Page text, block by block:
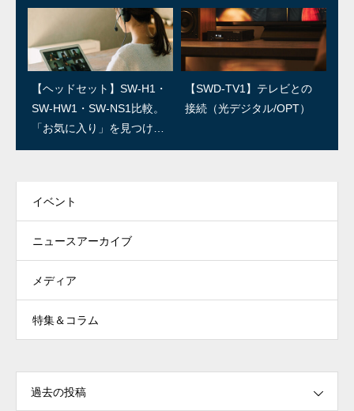
ト
【ヘッドセット】SW-H1・
SW-HW1・SW-NS1比較。
「お気に入り」を見つけよ
う！
【SWD-TV1】テレビとの
接続（光デジタル/OPT）
SWユーザー訪問：第3回/R
ED IGUANA STUDIO 林さ
ん
SWユーザー訪問：第2回/石
森良三商店 石森さん
イベント
ニュースアーカイブ
メディア
特集＆コラム
過去の投稿